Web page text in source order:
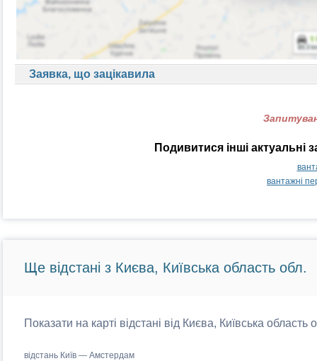
Заявка, що зацікавила
Подивитися інші
вантажні
Ще відстані з Києва, Київська область обл.
Показати на карті відстані від Києва, Київська
відстань Київ — Амстердам